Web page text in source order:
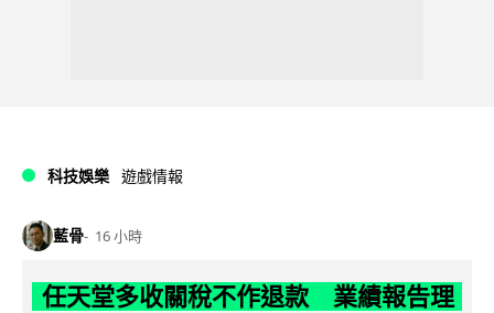
科技娛樂 遊戲情報
藍骨 16 小時
任天堂多收關稅不作退款 業績報告理